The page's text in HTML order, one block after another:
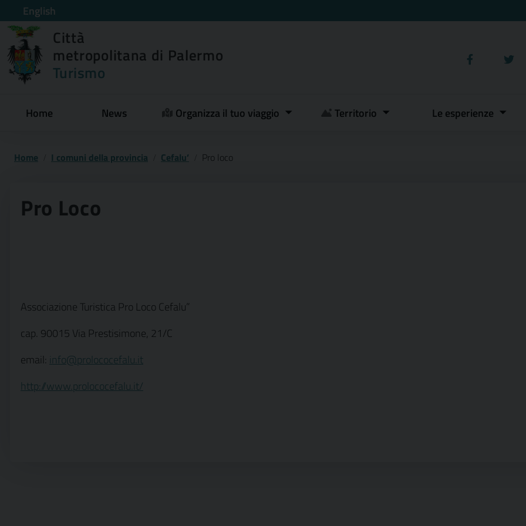
English
Città
metropolitana di Palermo
Turismo
Home News Organizza il tuo viaggio Territorio Le esperienze
Home I comuni della provincia Cefalu’ Pro loco
Pro Loco
Associazione Turistica Pro Loco Cefalu”
cap. 90015 Via Prestisimone, 21/C
email: info@prolococefalu.it
http://www.prolococefalu.it/